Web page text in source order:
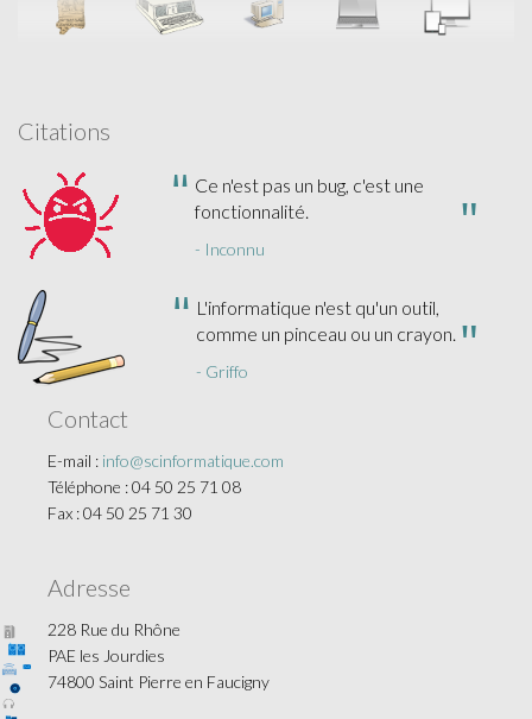
Citations
Ce n'est pas un bug, c'est une
fonctionnalité.
- Inconnu
L'informatique n'est qu'un outil,
comme un pinceau ou un crayon.
- Griffo
Contact
E-mail : info@scinformatique.com
Téléphone : 04 50 25 71 08
Fax : 04 50 25 71 30
Adresse
228 Rue du Rhône
PAE les Jourdies
74800 Saint Pierre en Faucigny